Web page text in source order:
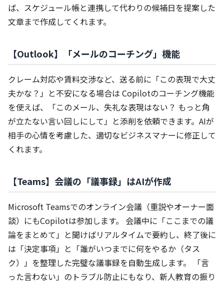
ば、スケジュール帳と連携して代わりの候補日を提案した
文章まで作成してくれます。
【Outlook】「メールのコーチング」機能
クレーム対応や賃料交渉など、送る前に「この表現で大丈
夫かな？」と不安になる場合は Copilotのコーチング機能
を使えば、「このメール、失礼な表現はない？ もっと角
が立たない言い回しにして」と添削を依頼できます。AIが
相手の心情を考慮した、適切なビジネスマナーに修正して
くれます。
【Teams】会議の「議事録」はAIが作成
Microsoft Teamsでのオンライン会議（重説やオーナー面
談）にもCopilotは参加します。 会議中に「ここまでの議
論をまとめて」と聞けばリアルタイムで要約し、終了後に
は「決定事項」と「誰がいつまでに何をやるか（タス
ク）」を整理した完璧な議事録を自動生成します。 「言
った言わない」のトラブル防止にもなり、新人教育の振り